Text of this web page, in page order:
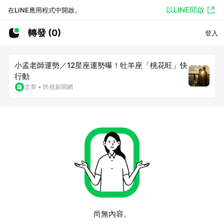
在LINE應用程式中開啟。 以LINE開啟
轉發 (0) 登入
小孟老師運勢／12星座運勢曝！牡羊座「桃花旺」快
行動
文章 • 民視新聞網
尚無內容。